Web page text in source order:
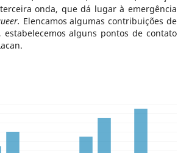
onda, que dá lugar à emergência
Elencamos algumas contribuições de
alguns pontos de contato